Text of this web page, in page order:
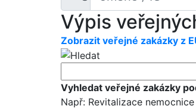
Výpis
Zobrazit veřejné zakázky z
Vyhledat veřejné zakázky
Např: Revitalizace